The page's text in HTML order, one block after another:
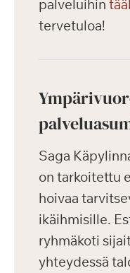
palveluihin
tervetuloa!
Saga
on tarkoitettu
hoivaa
ikäihmisille.
ryhmäkoti
yhteydessä